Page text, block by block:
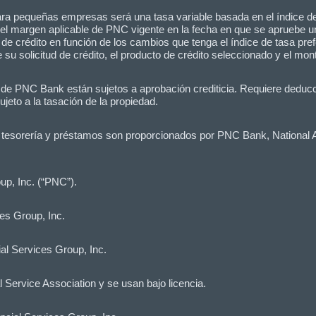
pequeñas empresas será una tasa variable basada en el índice
margen aplicable de PNC vigente en la fecha en que se apruebe
crédito en función de los cambios que tenga el índice de tasa
solicitud de crédito, el producto de crédito seleccionado y el
PNC Bank están sujetos a aprobación crediticia. Requiere
a la tasación de la propiedad.
y préstamos son proporcionados por PNC Bank, National
Inc. (“PNC”).
Group, Inc.
Services Group, Inc.
Association y se usan bajo licencia.